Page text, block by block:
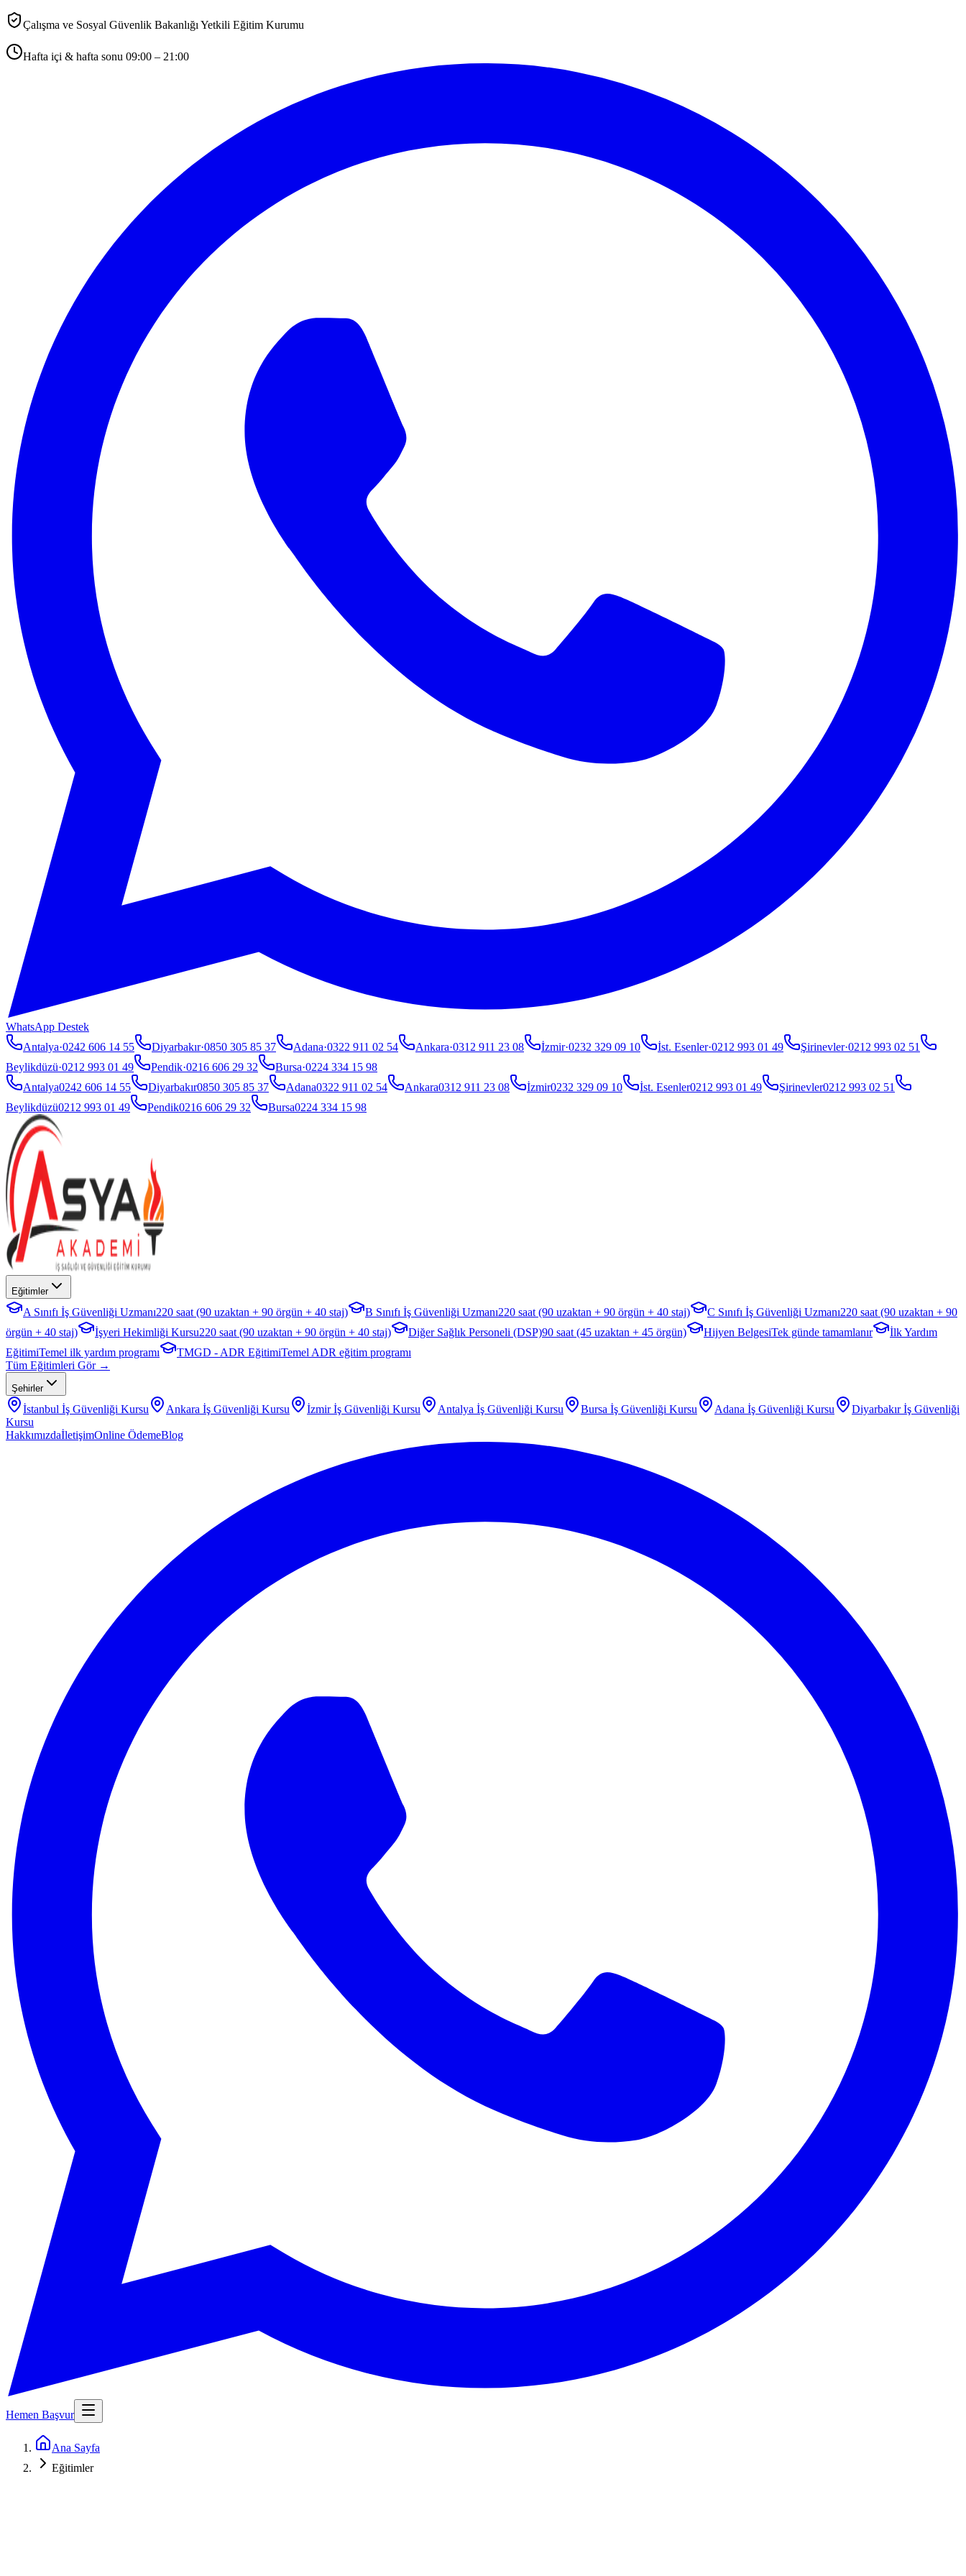
Çalışma ve Sosyal Güvenlik Bakanlığı Yetkili Eğitim Kurumu
Hafta içi & hafta sonu 09:00 – 21:00
WhatsApp Destek
Antalya·0242 606 14 55 Diyarbakır·0850 305 85 37 Adana·0322 911 02 54 Ankara·0312 911 23 08 İzmir·0232 329 09 10 İst. Esenler·0212 993 01 49 Şirinevler·0212 993 02 51
Beylikdüzü·0212 993 01 49 Pendik·0216 606 29 32 Bursa·0224 334 15 98
Antalya0242 606 14 55 Diyarbakır0850 305 85 37 Adana0322 911 02 54 Ankara0312 911 23 08 İzmir0232 329 09 10 İst. Esenler0212 993 01 49 Şirinevler0212 993 02 51
Beylikdüzü0212 993 01 49 Pendik0216 606 29 32 Bursa0224 334 15 98
Eğitimler
A Sınıfı İş Güvenliği Uzmanı220 saat (90 uzaktan + 90 örgün + 40 staj) B Sınıfı İş Güvenliği Uzmanı220 saat (90 uzaktan + 90 örgün + 40 staj) C Sınıfı İş Güvenliği Uzmanı220 saat (90 uzaktan + 90
örgün + 40 staj)
İşyeri Hekimliği Kursu220 saat (90 uzaktan + 90 örgün + 40 staj) Diğer Sağlık Personeli (DSP)90 saat (45 uzaktan + 45 örgün) Hijyen BelgesiTek günde tamamlanır
İlk Yardım
EğitimiTemel ilk yardım programı TMGD - ADR EğitimiTemel ADR eğitim programı
Tüm Eğitimleri Gör →
Şehirler
İstanbul İş Güvenliği Kursu Ankara İş Güvenliği Kursu İzmirİş Güvenliği Kursu Antalya İş Güvenliği Kursu Bursa İş Güvenliği Kursu Adana İş Güvenliği Kursu Diyarbakırİş Güvenliği
Kursu
HakkımızdaİletişimOnline ÖdemeBlog
Hemen Başvur
Ana Sayfa
Eğitimler